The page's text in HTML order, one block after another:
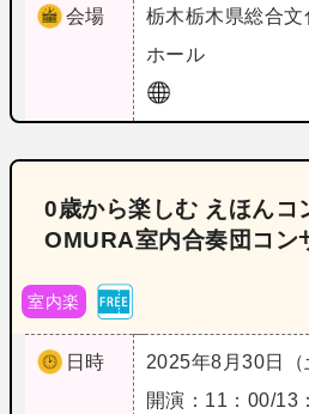
会場 栃木栃木県総合
ホール
0歳から楽しむ えほんコ
OMURA室内合奏団コン
室内楽
日時
2025年8月30日（
開演：11：00/13